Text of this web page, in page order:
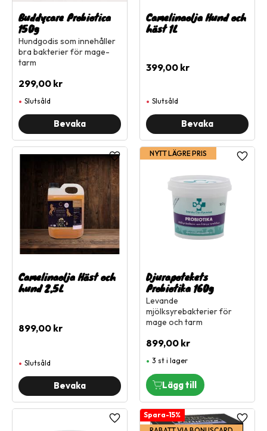
Buddycare Probiotica
150g
Hundgodis som innehåller
bra bakterier för mage-
tarm
299,00 kr
Slutsåld
Camelinaolja Hund och
häst 1L
399,00 kr
Slutsåld
Camelinaolja Häst och
hund 2,5L
899,00 kr
Lägg till i favoriter
Slutsåld
Djurapotekets
Probiotika 160g
Levande
mjölksyrebakterier för
mage och tarm
899,00 kr
NYTT LÄGRE PRIS
Lägg
3 st i lager
Lägg till i favoriter
15%
Lägg